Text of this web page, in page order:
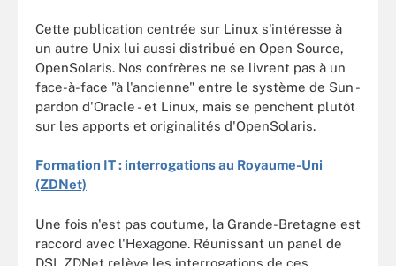
Cette publication centrée sur Linux s'intéresse à
un autre Unix lui aussi distribué en Open Source,
OpenSolaris. Nos confrères ne se livrent pas à un
face-à-face "à l'ancienne" entre le système de Sun -
pardon d'Oracle - et Linux, mais se penchent plutôt
sur les apports et originalités d'OpenSolaris.
Formation IT : interrogations au Royaume-Uni
(ZDNet)
Une fois n'est pas coutume, la Grande-Bretagne est
raccord avec l'Hexagone. Réunissant un panel de
DSI, ZDNet relève les interrogations de ces